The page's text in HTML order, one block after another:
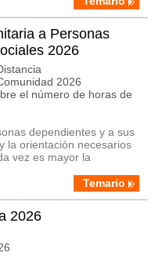
a Personas
2026
2026
el número de horas de
dependientes y a sus
la orientación necesarios
vez es mayor la
Temario
2026